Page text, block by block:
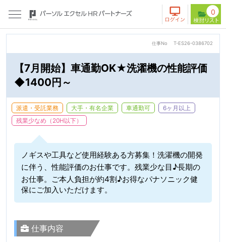
0
仕事No T-ES26-0386702
【7月開始】車通勤OK★洗濯機の性能評価
◆1400円～
派遣・受託業務 大手・有名企業 車通勤可
6ヶ月以上
残業少なめ（20H以下）
ノギスや工具など使用経験ある方募集！洗濯機の開発
に伴う、性能評価のお仕事です。残業少な目♪長期の
お仕事。ご本人負担が約4割♪お得なパナソニック健
保にご加入いただけます。
仕事内容